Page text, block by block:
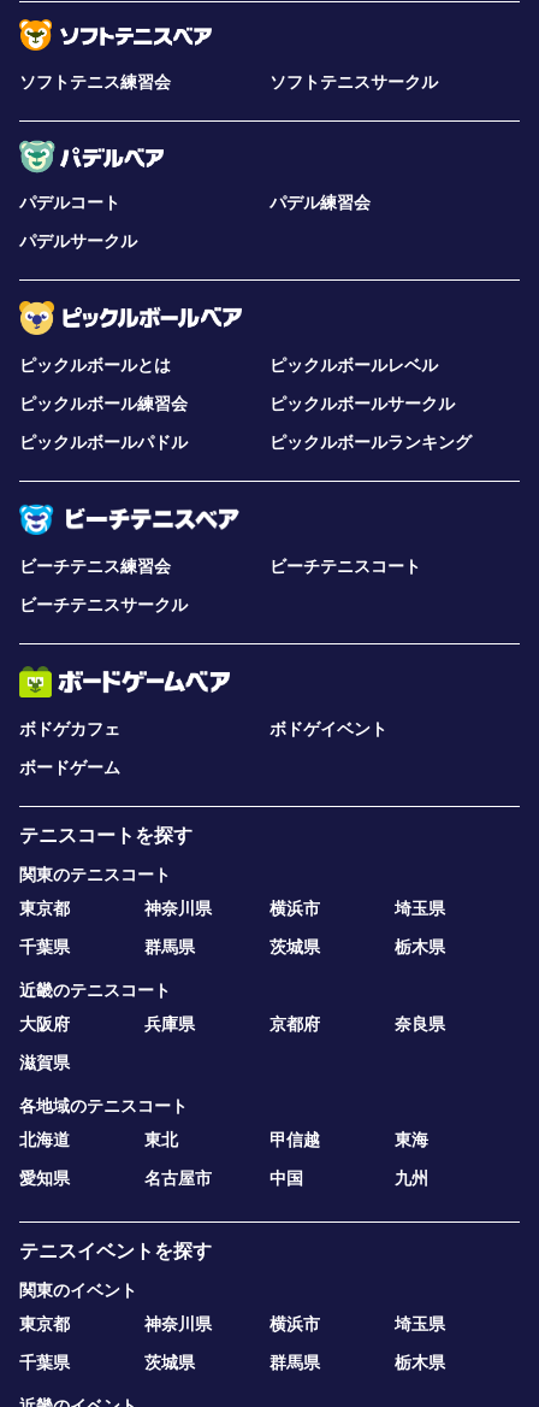
ソフトテニス練習会 ソフトテニスサークル
パデルコート
パデル練習会
パデルサークル
ピックルボールとは
ピックルボールレベル
ピックルボール練習会
ピックルボールサークル
ピックルボールパドル
ピックルボールランキング
ビーチテニス練習会
ビーチテニスコート
ビーチテニスサークル
ボドゲカフェ
ボドゲイベント
ボードゲーム
テニスコートを探す
関東のテニスコート
東京都
神奈川県 横浜市
埼玉県
千葉県
群馬県 茨城県 栃木県
近畿のテニスコート
大阪府
兵庫県 京都府
奈良県
滋賀県
各地域のテニスコート
北海道
東北 甲信越
東海
愛知県
名古屋市 中国 九州
テニスイベントを探す
関東のイベント
東京都
神奈川県 横浜市
埼玉県
千葉県
茨城県 群馬県 栃木県